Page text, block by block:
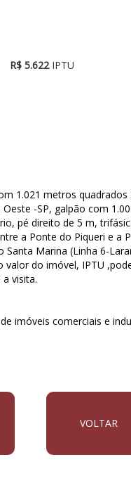
R$ 5.622 IPTU
1.021 metros
-SP, galpão com
pé direito de 5 m,
a Ponte do Piqueri e a
Marina (Linha 6-
do imóvel, IPTU
visita.
imóveis comerciais e
VOLTAR